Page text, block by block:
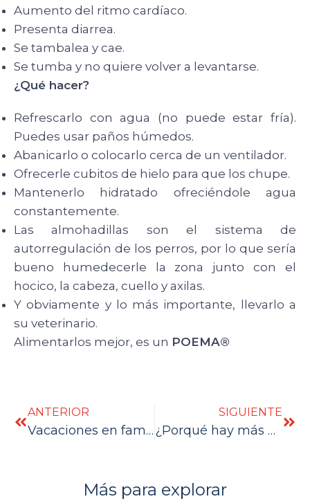
Aumento del ritmo cardíaco.
Presenta diarrea.
Se tambalea y cae.
Se tumba y no quiere volver a levantarse.
¿Qué hacer?
Refrescarlo con agua (no puede estar fría).
Puedes usar paños húmedos.
Abanicarlo o colocarlo cerca de un ventilador.
Ofrecerle cubitos de hielo para que los chupe.
Mantenerlo hidratado ofreciéndole agua
constantemente.
Las almohadillas son el sistema de
autorregulación de los perros, por lo que sería
bueno humedecerle la zona junto con el
hocico, la cabeza, cuello y axilas.
Y obviamente y lo más importante, llevarlo a
su veterinario.
Alimentarlos mejor, es un POEMA®
ANTERIOR
Vacaciones en familia
SIGUIENTE
¿Porqué hay más pulgas con días calurosos?
Más para explorar